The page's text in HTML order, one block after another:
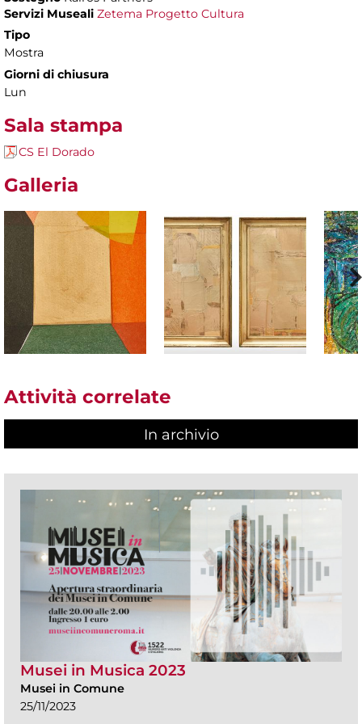
Servizi Museali Zetema Progetto Cultura
Tipo
Mostra
Giorni di chiusura
Lun
Sala stampa
CS El Dorado
Galleria
Attività correlate
In archivio
Musei in Musica 2023
Musei in Comune
25/11/2023